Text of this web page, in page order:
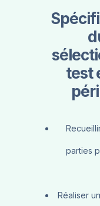
test
parties
Réaliser